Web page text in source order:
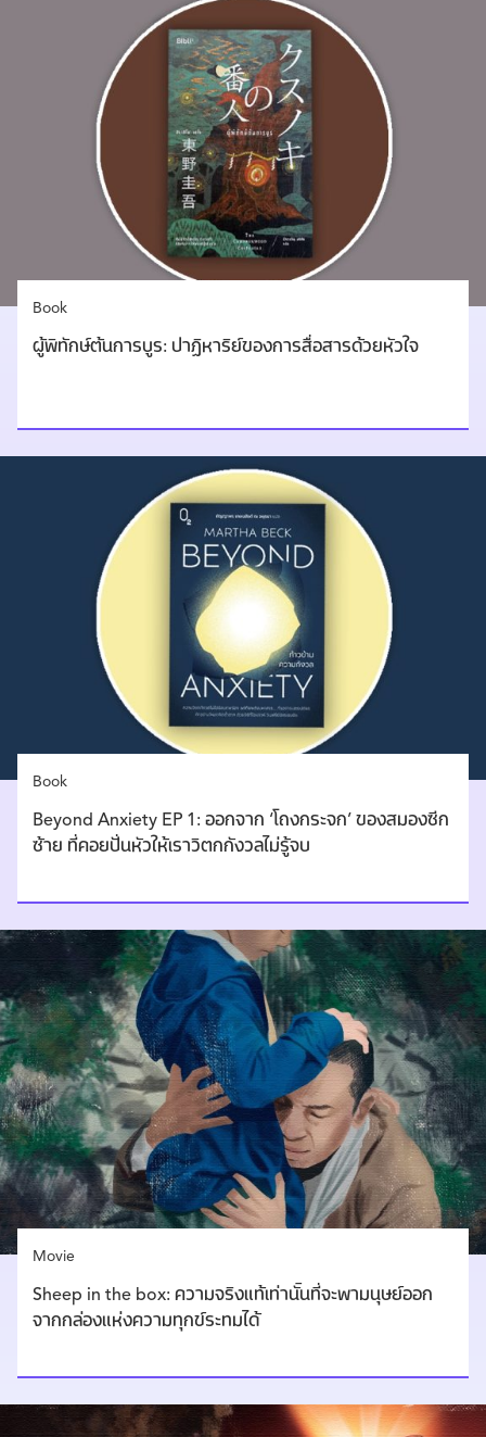
Book
ผู้พิทักษ์ต้นการบูร: ปาฏิหาริย์ของการสื่อสารด้วยหัวใจ
Book
Beyond Anxiety EP 1: ออกจาก ‘โถงกระจก’ ของสมองซีก
ซ้าย ที่คอยปั่นหัวให้เราวิตกกังวลไม่รู้จบ
Movie
Sheep in the box: ความจริงแท้เท่านั้นที่จะพามนุษย์ออก
จากกล่องแห่งความทุกข์ระทมได้